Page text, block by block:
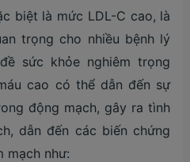
biệt là mức LDL-C cao, là
trọng cho nhiều bệnh lý
sức khỏe nghiêm trọng
cao có thể dẫn đến sự
động mạch, gây ra tình
dẫn đến các biến chứng
mạch như: